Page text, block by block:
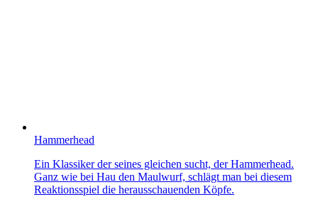
Hammerhead
Ein Klassiker der seines gleichen sucht, der Hammerhead.
Ganz wie bei Hau den Maulwurf, schlägt man bei diesem
Reaktionsspiel die herausschauenden Köpfe.